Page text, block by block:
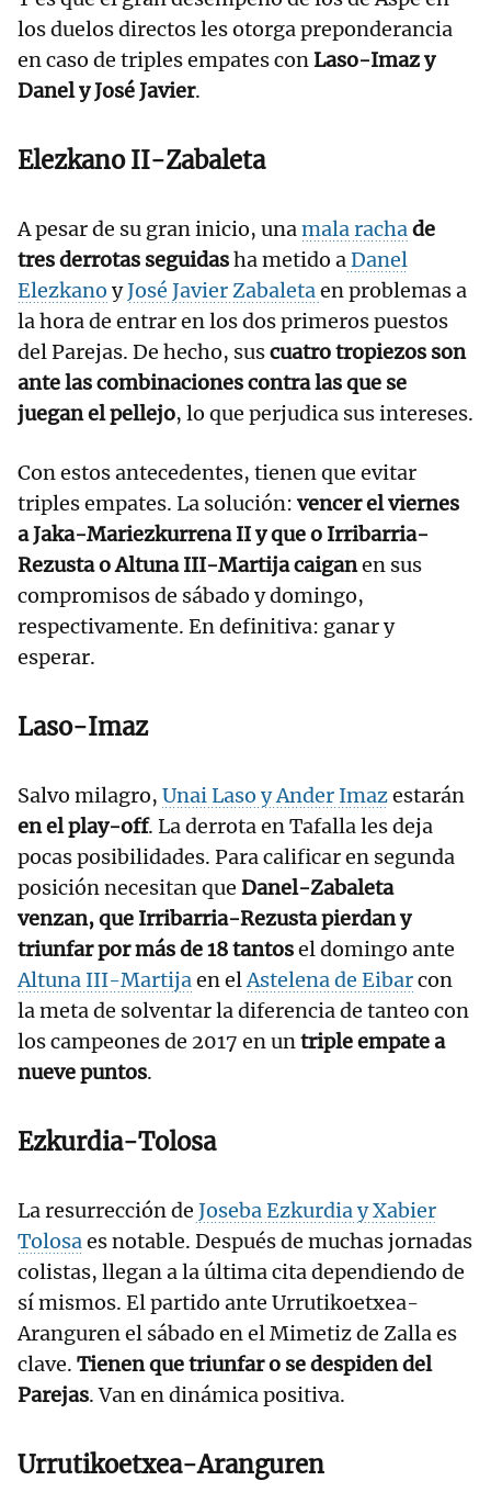
los duelos directos les otorga preponderancia
en caso de triples empates conLaso-Imaz y
Danel y José Javier.
Elezkano II-Zabaleta
A pesar de su gran inicio, unamala rachade
tres derrotas seguidasha metido aDanel
Elezkano yJosé Javier Zabaletaen problemas a
la hora de entrar en los dos primeros puestos
del Parejas. De hecho, suscuatro tropiezos son
ante las combinaciones contra las que se
juegan el pellejo, lo que perjudica sus intereses.
Con estos antecedentes, tienen que evitar
triples empates. La solución: vencer el viernes
a Jaka-Mariezkurrena II y que o Irribarria-
Rezusta o Altuna III-Martija caiganen sus
compromisos de sábado y domingo,
respectivamente. En definitiva: ganar y
esperar.
Laso-Imaz
Salvo milagro, Unai Laso y Ander Imazestarán
en el play-off. La derrota en Tafalla les deja
pocas posibilidades. Para calificar en segunda
posición necesitan que Danel-Zabaleta
venzan, que Irribarria-Rezusta pierdan y
triunfar por más de 18 tantosel domingo ante
Altuna III-Martijaen elAstelena de Eibarcon
la meta de solventar la diferencia de tanteo con
los campeones de 2017 en untriple empate a
nueve puntos.
Ezkurdia-Tolosa
La resurrección de Joseba Ezkurdia y Xabier
Tolosaes notable. Después de muchas jornadas
colistas, llegan a la última cita dependiendo de
sí mismos. El partido ante Urrutikoetxea-
Aranguren el sábado en el Mimetiz de Zalla es
clave. Tienen que triunfar o se despiden del
Parejas. Van en dinámica positiva.
Urrutikoetxea-Aranguren